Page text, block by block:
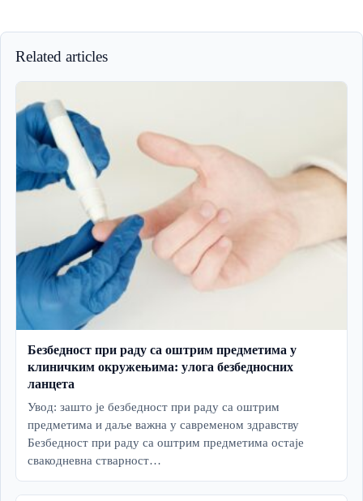
Related articles
Безбедност при раду са оштрим предметима у
клиничким окружењима: улога безбедносних
ланцета
Увод: зашто је безбедност при раду са оштрим
предметима и даље важна у савременом здравству
Безбедност при раду са оштрим предметима остаје
свакодневна стварност…